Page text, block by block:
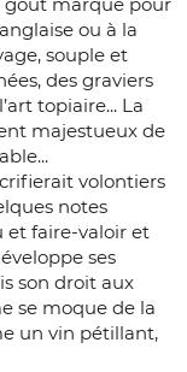
ou à la
souple et
des graviers
topiaire... La
majestueux de
volontiers
notes
et faire-valoir et
ses
son droit aux
se moque de la
un vin pétillant,